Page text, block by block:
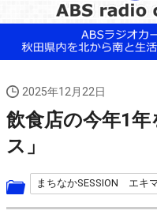
2025年12月22日
飲食店の今年1
ス」
まちなかSESSION エキ